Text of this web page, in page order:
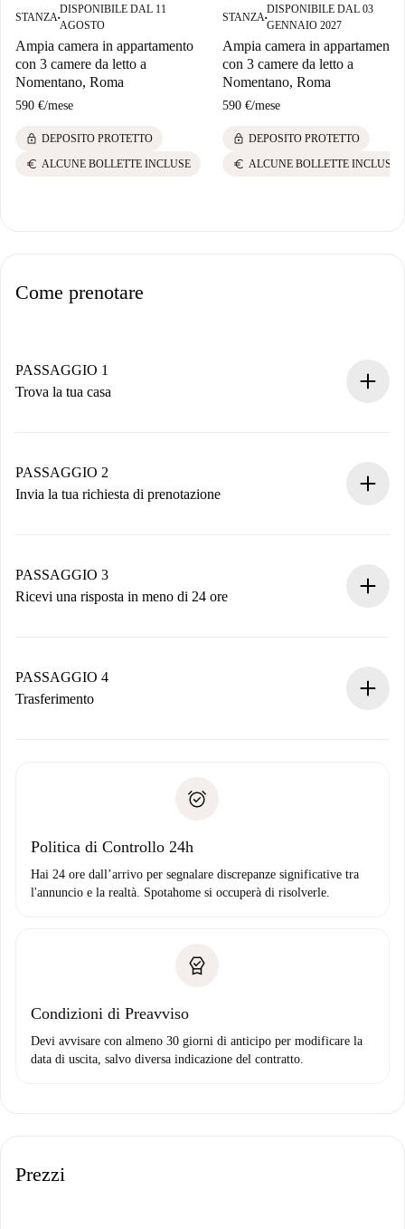
STANZA■
DISPONIBILE DAL 11
AGOSTO
Ampia camera in appartamento
con 3 camere da letto a
Nomentano, Roma
590 €/mese
lock DEPOSITO PROTETTO
euro ALCUNE BOLLETTE INCLUSE
STANZA■
DISPONIBILE DAL 03
GENNAIO 2027
Ampia camera in appartamento
con 3 camere da letto a
Nomentano, Roma
590 €/mese
lock DEPOSITO PROTETTO
euro ALCUNE BOLLETTE INCLUSE
Come prenotare
PASSAGGIO 1
Trova la tua casa
Hai tutte le informazioni necessarie in anticipo.
PASSAGGIO 2
Invia la tua richiesta di prenotazione
non accetta.
PASSAGGIO 3
Ricevi una risposta in meno di 24 ore
contatto con il proprietario.
Se rifiutata: non ti addebiteremo nulla e ti proporremo
Domiciliazione del pagamento
PASSAGGIO 4
Trasferimento
solo se non segnali problemi.
Politica di Controllo 24h
Hai 24 ore dall’arrivo per segnalare discrepanze significative tra
l'annuncio e la realtà. Spotahome si occuperà di risolverle.
Condizioni di Preavviso
Devi avvisare con almeno 30 giorni di anticipo per modificare la
data di uscita, salvo diversa indicazione del contratto.
Prezzi